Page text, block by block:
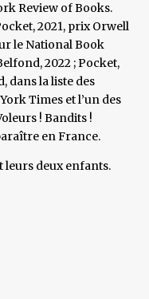
Review of Books.
2021, prix Orwell
le National Book
2022 ; Pocket,
dans la liste des
Times et l’un des
! Bandits !
en France.
leurs deux enfants.